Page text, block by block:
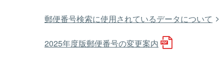
郵便番号検索に使用されているデータについて
2025年度版郵便番号の変更案内